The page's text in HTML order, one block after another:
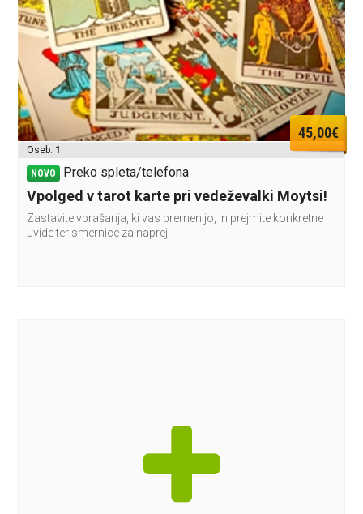
45,00€
Oseb: 1
NOVO Preko spleta/telefona
Vpolged v tarot karte pri vedeževalki Moytsi!
Zastavite vprašanja, ki vas bremenijo, in prejmite konkretne
uvide ter smernice za naprej.